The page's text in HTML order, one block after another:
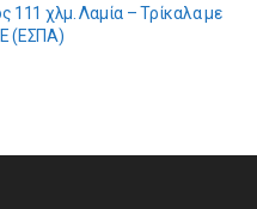
111 χλμ. Λαμία – Τρίκαλα με
(ΕΣΠΑ)